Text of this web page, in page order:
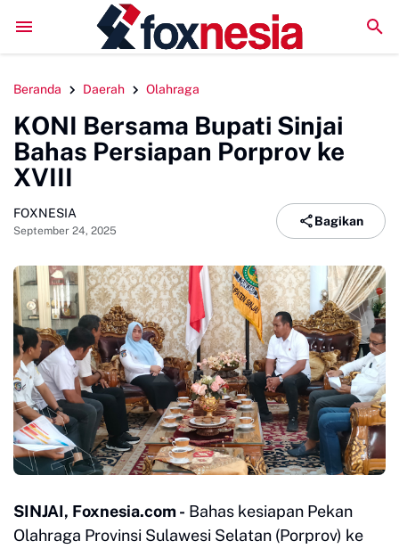
Literatur Institut Minta Polda Metro Jaya Segera Tuntaskan
Beranda Daerah Olahraga
KONI Bersama Bupati Sinjai
Bahas Persiapan Porprov ke
XVIII
FOXNESIA
September 24, 2025
Bagikan
SINJAI, Foxnesia.com - Bahas kesiapan Pekan
Olahraga Provinsi Sulawesi Selatan (Porprov) ke